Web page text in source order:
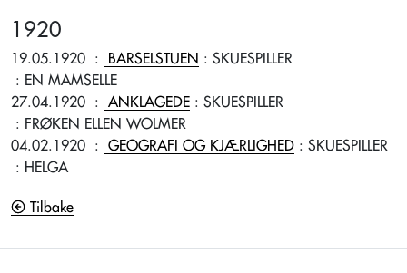
1920
19.05.1920 : BARSELSTUEN : SKUESPILLER
: EN MAMSELLE
27.04.1920 : ANKLAGEDE : SKUESPILLER
: FRØKEN ELLEN WOLMER
04.02.1920 : GEOGRAFI OG KJÆRLIGHED : SKUESPILLER
: HELGA
Tilbake